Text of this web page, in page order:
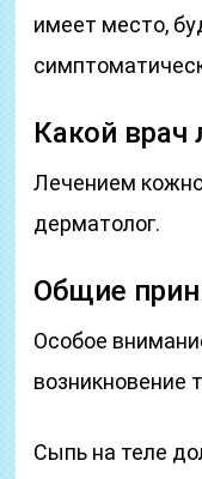
имеет место,
Какой врач
Лечением
дерматолог.
Общие
Особое
возникновение
Сыпь на теле